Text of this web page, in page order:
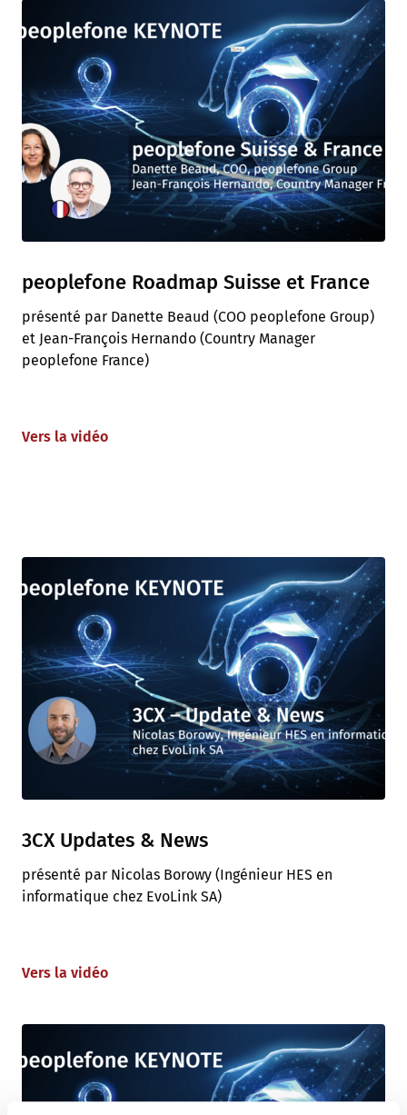
peoplefone Roadmap Suisse et France
présenté par Danette Beaud (COO peoplefone Group)
et Jean-François Hernando (Country Manager
peoplefone France)
Vers la vidéo
3CX Updates & News
présenté par Nicolas Borowy (Ingénieur HES en
informatique chez EvoLink SA)
Vers la vidéo